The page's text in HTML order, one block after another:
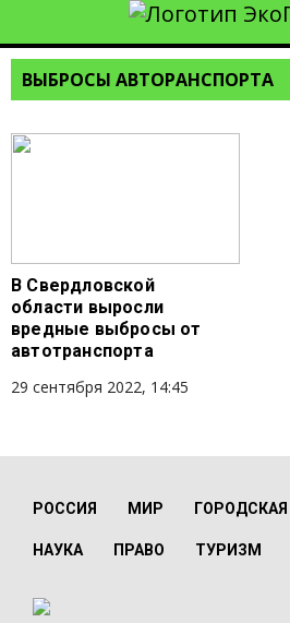
ВЫБРОСЫ АВТОРАНСПОРТА
В Свердловской
области выросли
вредные выбросы от
автотранспорта
29 сентября 2022, 14:45
РОССИЯ МИР
НАУКА ПРАВО ТУРИЗМ